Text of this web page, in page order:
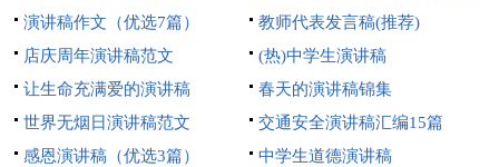
演讲稿作文（优选7篇）
教师代表发言稿(推荐)
店庆周年演讲稿范文
(热)中学生演讲稿
让生命充满爱的演讲稿
春天的演讲稿锦集
世界无烟日演讲稿范文
交通安全演讲稿汇编15篇
感恩演讲稿（优选3篇）
中学生道德演讲稿